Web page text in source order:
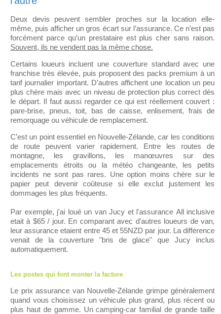
Deux devis peuvent sembler proches sur la location elle-
même, puis afficher un gros écart sur l’assurance. Ce n’est pas
forcément parce qu’un prestataire est plus cher sans raison.
Souvent, ils ne vendent pas la même chose.
Certains loueurs incluent une couverture standard avec une
franchise très élevée, puis proposent des packs premium à un
tarif journalier important. D’autres affichent une location un peu
plus chère mais avec un niveau de protection plus correct dès
le départ. Il faut aussi regarder ce qui est réellement couvert :
pare-brise, pneus, toit, bas de caisse, enlisement, frais de
remorquage ou véhicule de remplacement.
C’est un point essentiel en Nouvelle-Zélande, car les conditions
de route peuvent varier rapidement. Entre les routes de
montagne, les gravillons, les manœuvres sur des
emplacements étroits ou la météo changeante, les petits
incidents ne sont pas rares. Une option moins chère sur le
papier peut devenir coûteuse si elle exclut justement les
dommages les plus fréquents.
Par exemple, j'ai loué un van Jucy et l'assurance All inclusive
etait à $65 / jour. En comparant avec d'autres loueurs de van,
leur assurance etaient entre 45 et 55NZD par jour. La différence
venait de la couverture "bris de glace" que Jucy inclus
automatiquement.
Les postes qui font monter la facture
Le prix assurance van Nouvelle-Zélande grimpe généralement
quand vous choisissez un véhicule plus grand, plus récent ou
plus haut de gamme. Un camping-car familial de grande taille